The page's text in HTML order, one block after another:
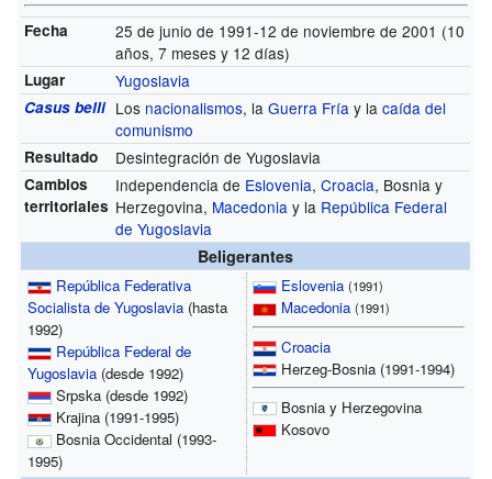
Fecha
25 de junio de 1991-12 de noviembre de 2001 (10
años, 7 meses y 12 días)
Lugar Yugoslavia
Casus belli Los nacionalismos, laGuerra Fría y lacaída del
comunismo
Resultado Desintegración de Yugoslavia
Cambios
territoriales
Independencia de Eslovenia,Croacia, Bosnia y
Herzegovina, Macedonia y la República Federal
de Yugoslavia
Beligerantes
República Federativa
Socialista de Yugoslavia (hasta
1992)
República Federal de
Yugoslavia (desde 1992)
Srpska (desde 1992)
Krajina (1991-1995)
Bosnia Occidental (1993-
1995)
Eslovenia (1991)
Macedonia (1991)
Croacia
Herzeg-Bosnia (1991-1994)
Bosnia y Herzegovina
Kosovo